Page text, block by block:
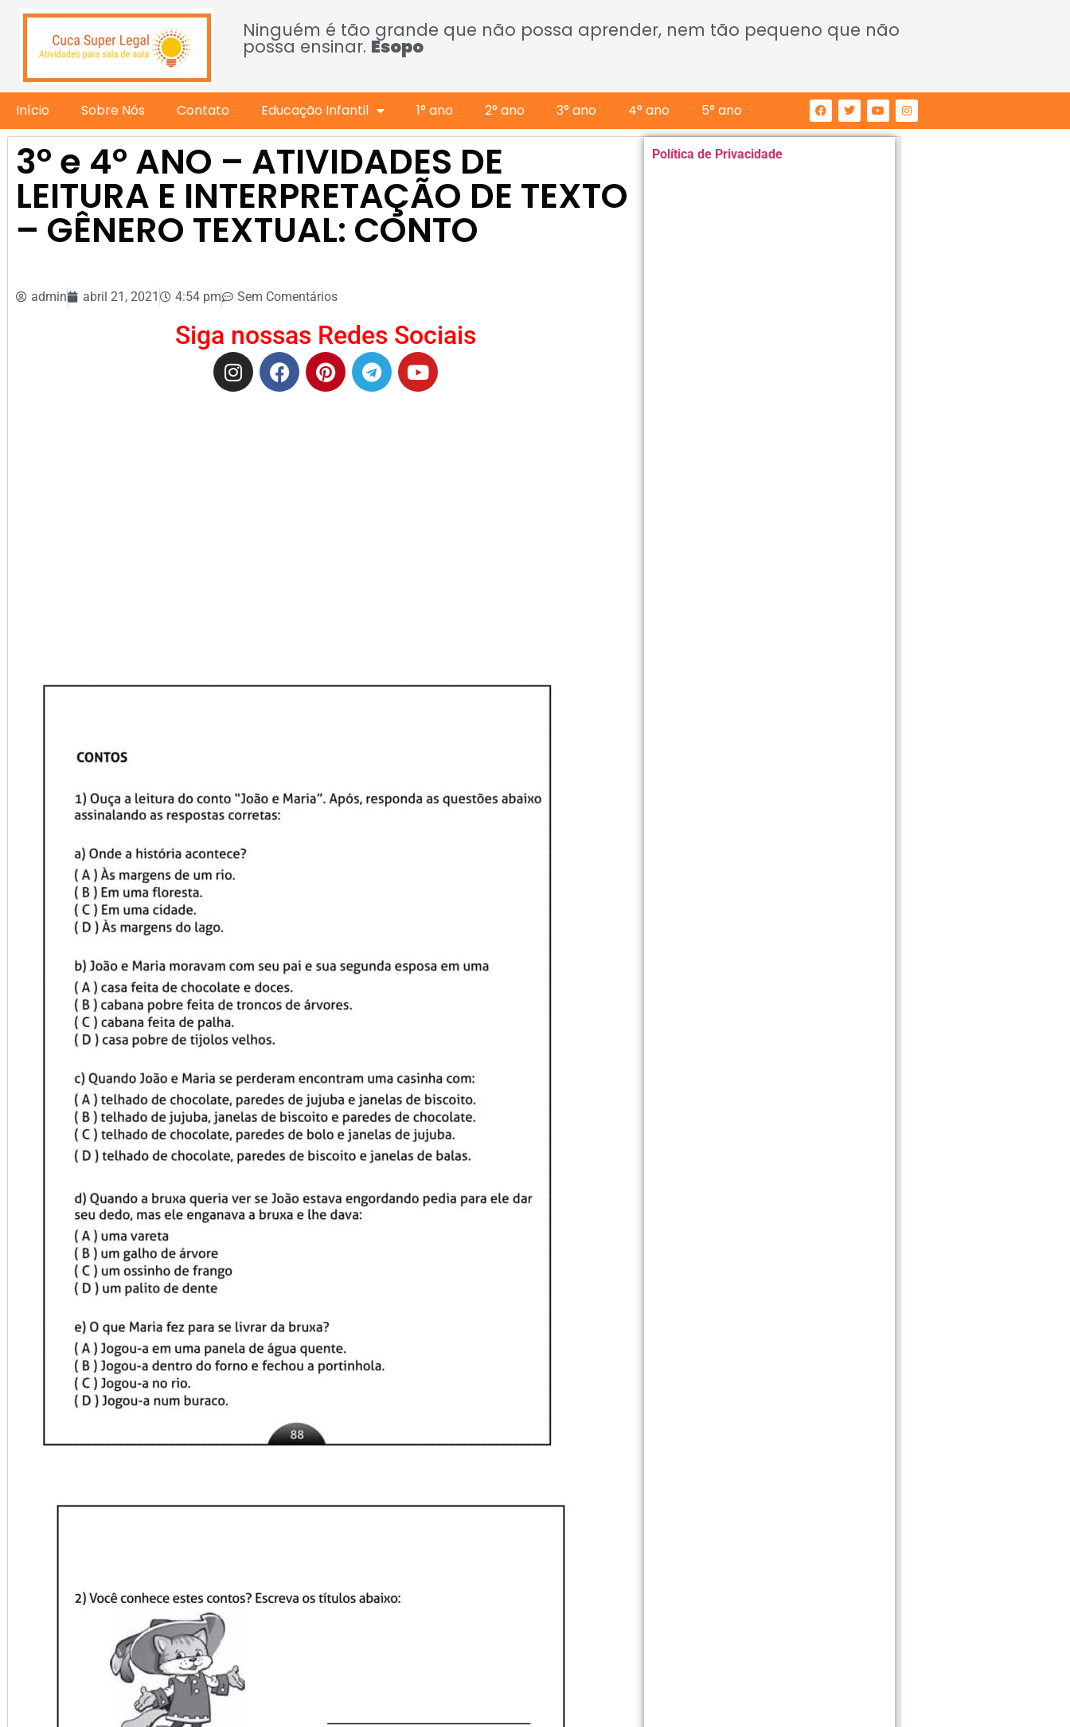
Ninguém é tão grande que não possa aprender, nem tão pequeno que não
possa ensinar. Esopo
Início Sobre Nós Contato Educação Infantil 1° ano 2° ano 3° ano 4° ano 5° ano
3º e 4º ANO – ATIVIDADES DE
LEITURA E INTERPRETAÇÃO DE TEXTO
– GÊNERO TEXTUAL: CONTO
admin abril 21, 2021 4:54 pm Sem Comentários
Siga nossas Redes Sociais
Política de Privacidade